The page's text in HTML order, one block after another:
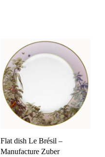
Flat dish Le Brésil –
Manufacture Zuber